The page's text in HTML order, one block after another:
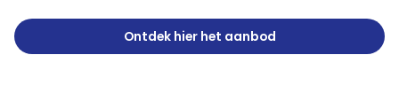
Ontdek hier het aanbod